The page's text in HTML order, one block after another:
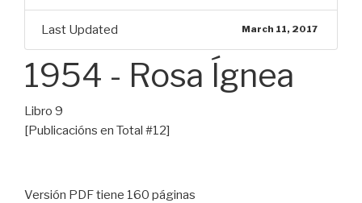
Last Updated March 11, 2017
1954 - Rosa Ígnea
Libro 9
[Publicacións en Total #12]
Versión PDF tiene 160 páginas